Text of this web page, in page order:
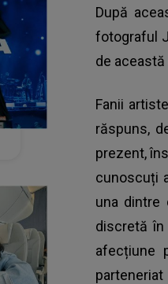
După
fotograful
de
Fanii
răspuns,
prezent,
cunoscuți
una dintre
discretă în
afecțiune